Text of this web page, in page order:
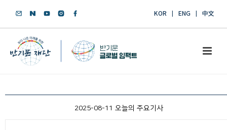
KOR ENG 中文
2025-08-11 오늘의 주요기사